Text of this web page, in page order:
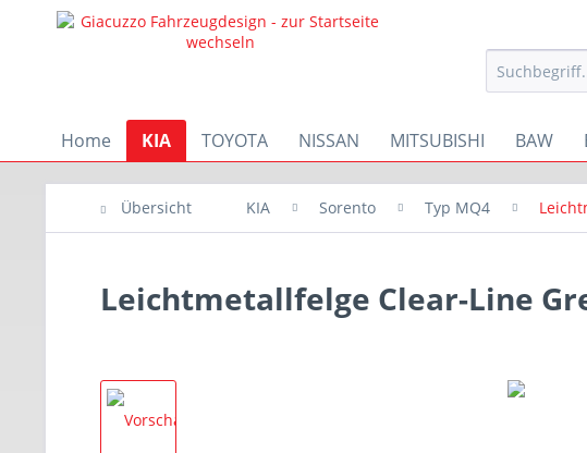
Home KIA TOYOTA NISSAN MITSUBISHI BAW
Übersicht KIA Sorento Typ MQ4
Leichtmetallfelge Clear-Line